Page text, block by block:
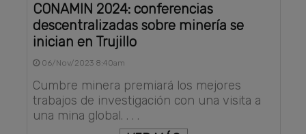
CONAMIN 2024: conferencias
descentralizadas sobre minería se
inician en Trujillo
06/Nov/2023 8:40am
Cumbre minera premiará los mejores
trabajos de investigación con una visita a
una mina global. . . .